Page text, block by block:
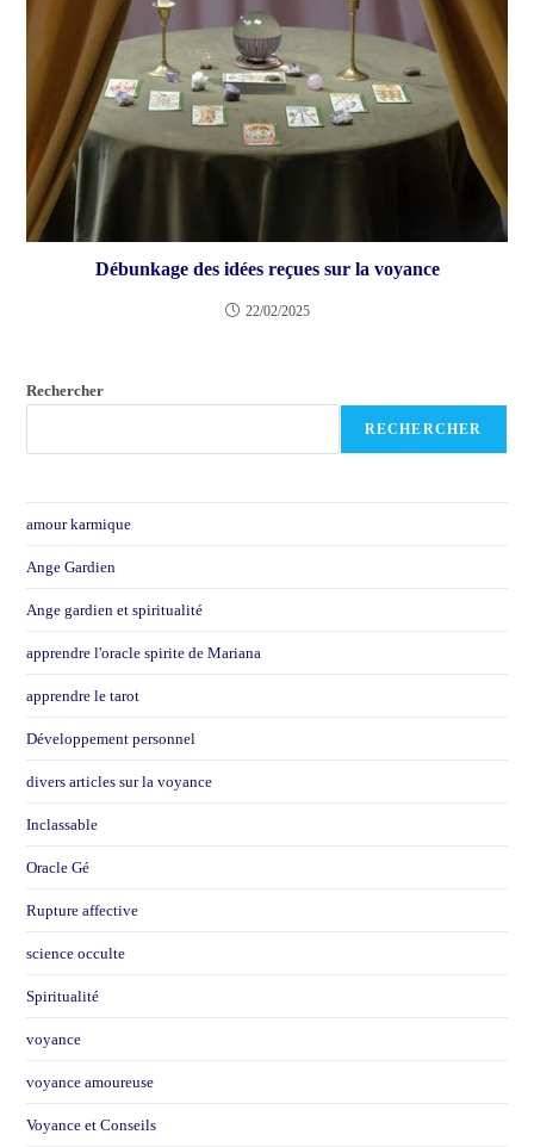
Débunkage des idées reçues sur la voyance
22/02/2025
Rechercher
RECHERCHER
amour karmique
Ange Gardien
Ange gardien et spiritualité
apprendre l'oracle spirite de Mariana
apprendre le tarot
Développement personnel
divers articles sur la voyance
Inclassable
Oracle Gé
Rupture affective
science occulte
Spiritualité
voyance
voyance amoureuse
Voyance et Conseils